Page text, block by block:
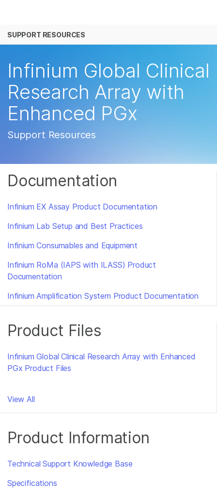
解决方案
公司
支持
推荐内容链接
SUPPORT RESOURCES
Infinium Global Clinical
Research Array with
Enhanced PGx
Support Resources
Documentation
Infinium EX Assay Product Documentation
Infinium Lab Setup and Best Practices
Infinium Consumables and Equipment
Infinium RoMa (IAPS with ILASS) Product
Documentation
Infinium Amplification System Product Documentation
Product Files
Infinium Global Clinical Research Array with Enhanced
PGx Product Files
View All
Product Information
Technical Support Knowledge Base
Specifications
查看更多相关内容。选择您感兴趣的领域:
微生物学
复杂疾病
生殖健康